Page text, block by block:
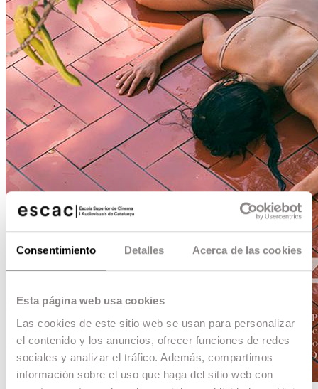
Consentimiento Detalles Acerca de las cookies
Esta página web usa cookies
Las cookies de este sitio web se usan para personalizar
el contenido y los anuncios, ofrecer funciones de redes
sociales y analizar el tráfico. Además, compartimos
información sobre el uso que haga del sitio web con